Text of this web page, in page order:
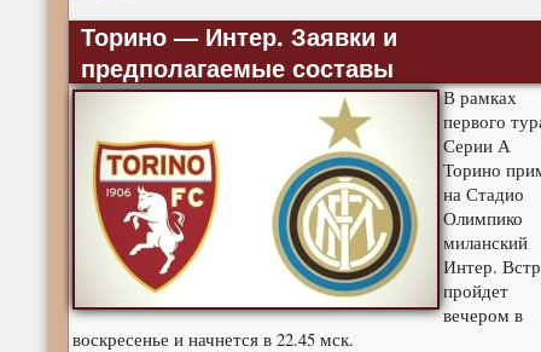
Торино — Интер. Заявки и
предполагаемые составы
В рамках
первого
Серии А
Торино
на Стадио
Олимпико
миланский
Интер.
пройдет
вечером в
воскресенье и начнется в 22.45 мск.